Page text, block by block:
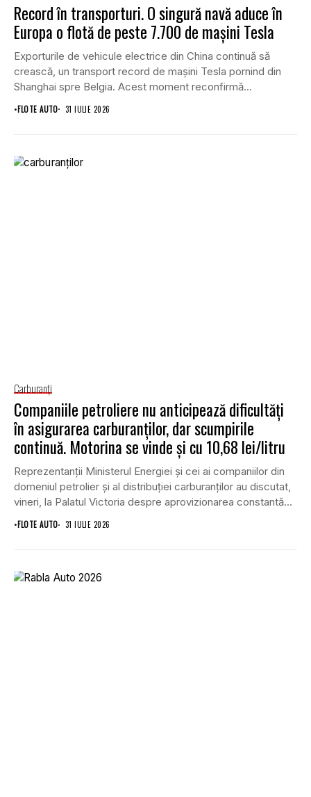
Record în transporturi. O singură navă aduce în
Europa o flotă de peste 7.700 de mașini Tesla
Exporturile de vehicule electrice din China continuă să
crească, un transport record de mașini Tesla pornind din
Shanghai spre Belgia. Acest moment reconfirmă...
•FLOTE AUTO 31 IULIE 2026
Carburanţi
Companiile petroliere nu anticipează dificultăți
în asigurarea carburanților, dar scumpirile
continuă. Motorina se vinde și cu 10,68 lei/litru
Reprezentanții Ministerul Energiei și cei ai companiilor din
domeniul petrolier și al distribuției carburanților au discutat,
vineri, la Palatul Victoria despre aprovizionarea constantă...
•FLOTE AUTO 31 IULIE 2026